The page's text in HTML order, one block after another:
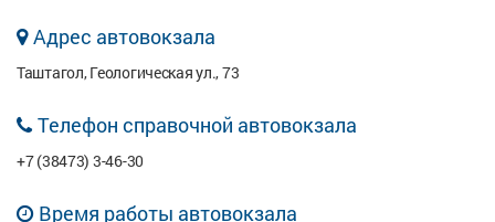
Адрес автовокзала
Таштагол, Геологическая ул., 73
Телефон справочной автовокзала
+7 (38473) 3-46-30
Время работы автовокзала